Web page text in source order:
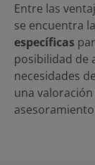
Entre las
se encuentra la
específicas
posibilidad de
necesidades
una